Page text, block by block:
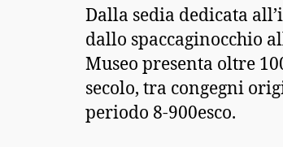
Dalla sedia dedicata
dallo spaccaginocchio
Museo presenta oltre
secolo, tra congegni
periodo 8-900esco.